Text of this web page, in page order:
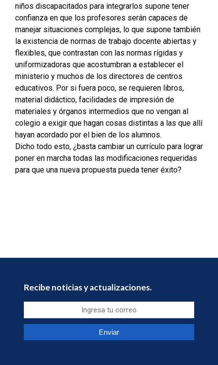
niños discapacitados para integrarlos supone tener
confianza en que los profesores serán capaces de
manejar situaciones complejas, lo que supone también
la existencia de normas de trabajo docente abiertas y
flexibles, que contrastan con las normas rígidas y
uniformizadoras que acostumbran a establecer el
ministerio y muchos de los directores de centros
educativos. Por si fuera poco, se requieren libros,
material didáctico, facilidades de impresión de
materiales y órganos intermedios que no vengan al
colegio a exigir que hagan cosas distintas a las que allí
hayan acordado por el bien de los alumnos.
Dicho todo esto, ¿basta cambiar un currículo para lograr
poner en marcha todas las modificaciones requeridas
para que una nueva propuesta pueda tener éxito?
Recibe noticias y actualizaciones.